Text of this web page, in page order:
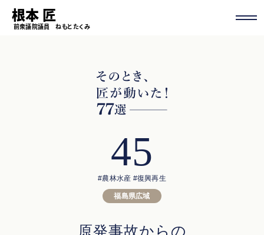
根本 匠
前衆議院議員 ねもと たくみ
45
#農林水産 #復興再生
福島県広域
原発事故からの